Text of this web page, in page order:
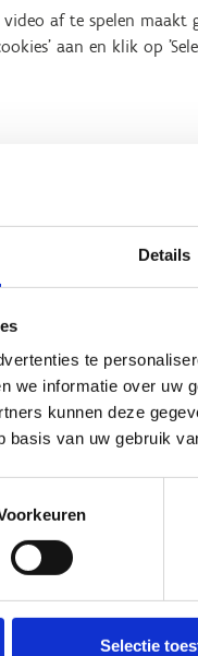
Details
te
we informatie over uw
kunnen deze
basis van uw gebruik
Selectie
af te spelen
aan en klik op
af te spelen
aan en klik op